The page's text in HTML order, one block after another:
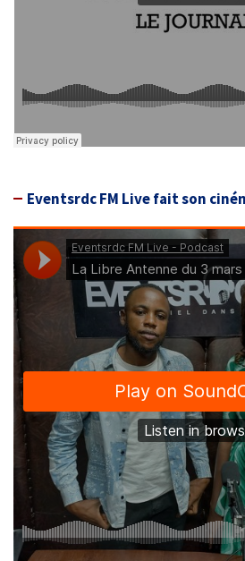
Eventsrdc FM Live fait son